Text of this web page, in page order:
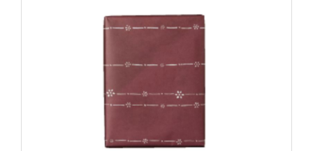
まごころお赤飯・その他から探す